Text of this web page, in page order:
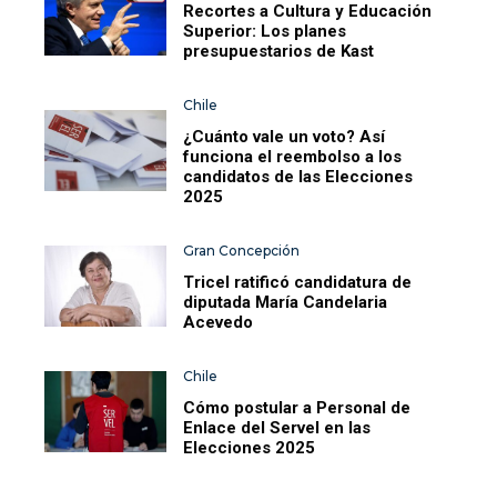
Recortes a Cultura y Educación
Superior: Los planes
presupuestarios de Kast
Chile
¿Cuánto vale un voto? Así
funciona el reembolso a los
candidatos de las Elecciones
2025
Gran Concepción
Tricel ratificó candidatura de
diputada María Candelaria
Acevedo
Chile
Cómo postular a Personal de
Enlace del Servel en las
Elecciones 2025